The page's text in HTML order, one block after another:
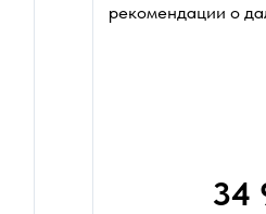
рекомендации о
34